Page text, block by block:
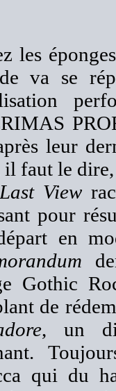
les
va se
leur
il faut le
View
pour
en
Gothic
de
, un
qui du